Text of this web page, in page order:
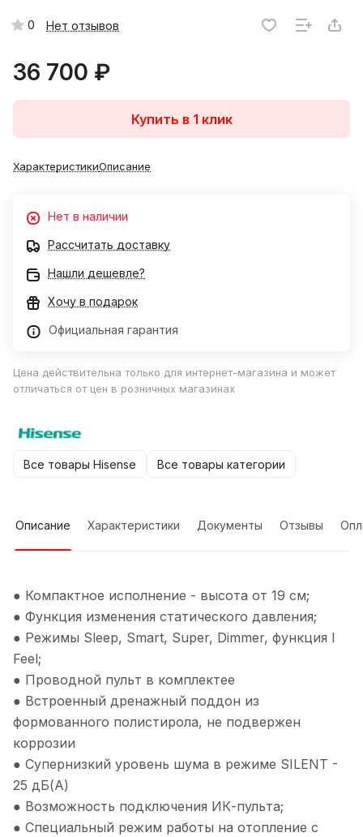
0 Нет отзывов
36 700 ₽
Купить в 1 клик
ХарактеристикиОписание
Нет в наличии
Рассчитать доставку
Нашли дешевле?
Хочу в подарок
Официальная гарантия
Цена действительна только для интернет-магазина и может
отличаться от цен в розничных магазинах
Все товары Hisense Все товары категории
Описание Характеристики Документы Отзывы
● Компактное исполнение - высота от 19 см;
● Функция изменения статического давления;
● Режимы Sleep, Smart, Super, Dimmer, функция I
Feel;
● Проводной пульт в комплектее
● Встроенный дренажный поддон из
формованного полистирола, не подвержен
коррозии
● Супернизкий уровень шума в режиме SILENT -
25 дБ(А)
● Возможность подключения ИК-пульта;
● Специальный режим работы на отопление с